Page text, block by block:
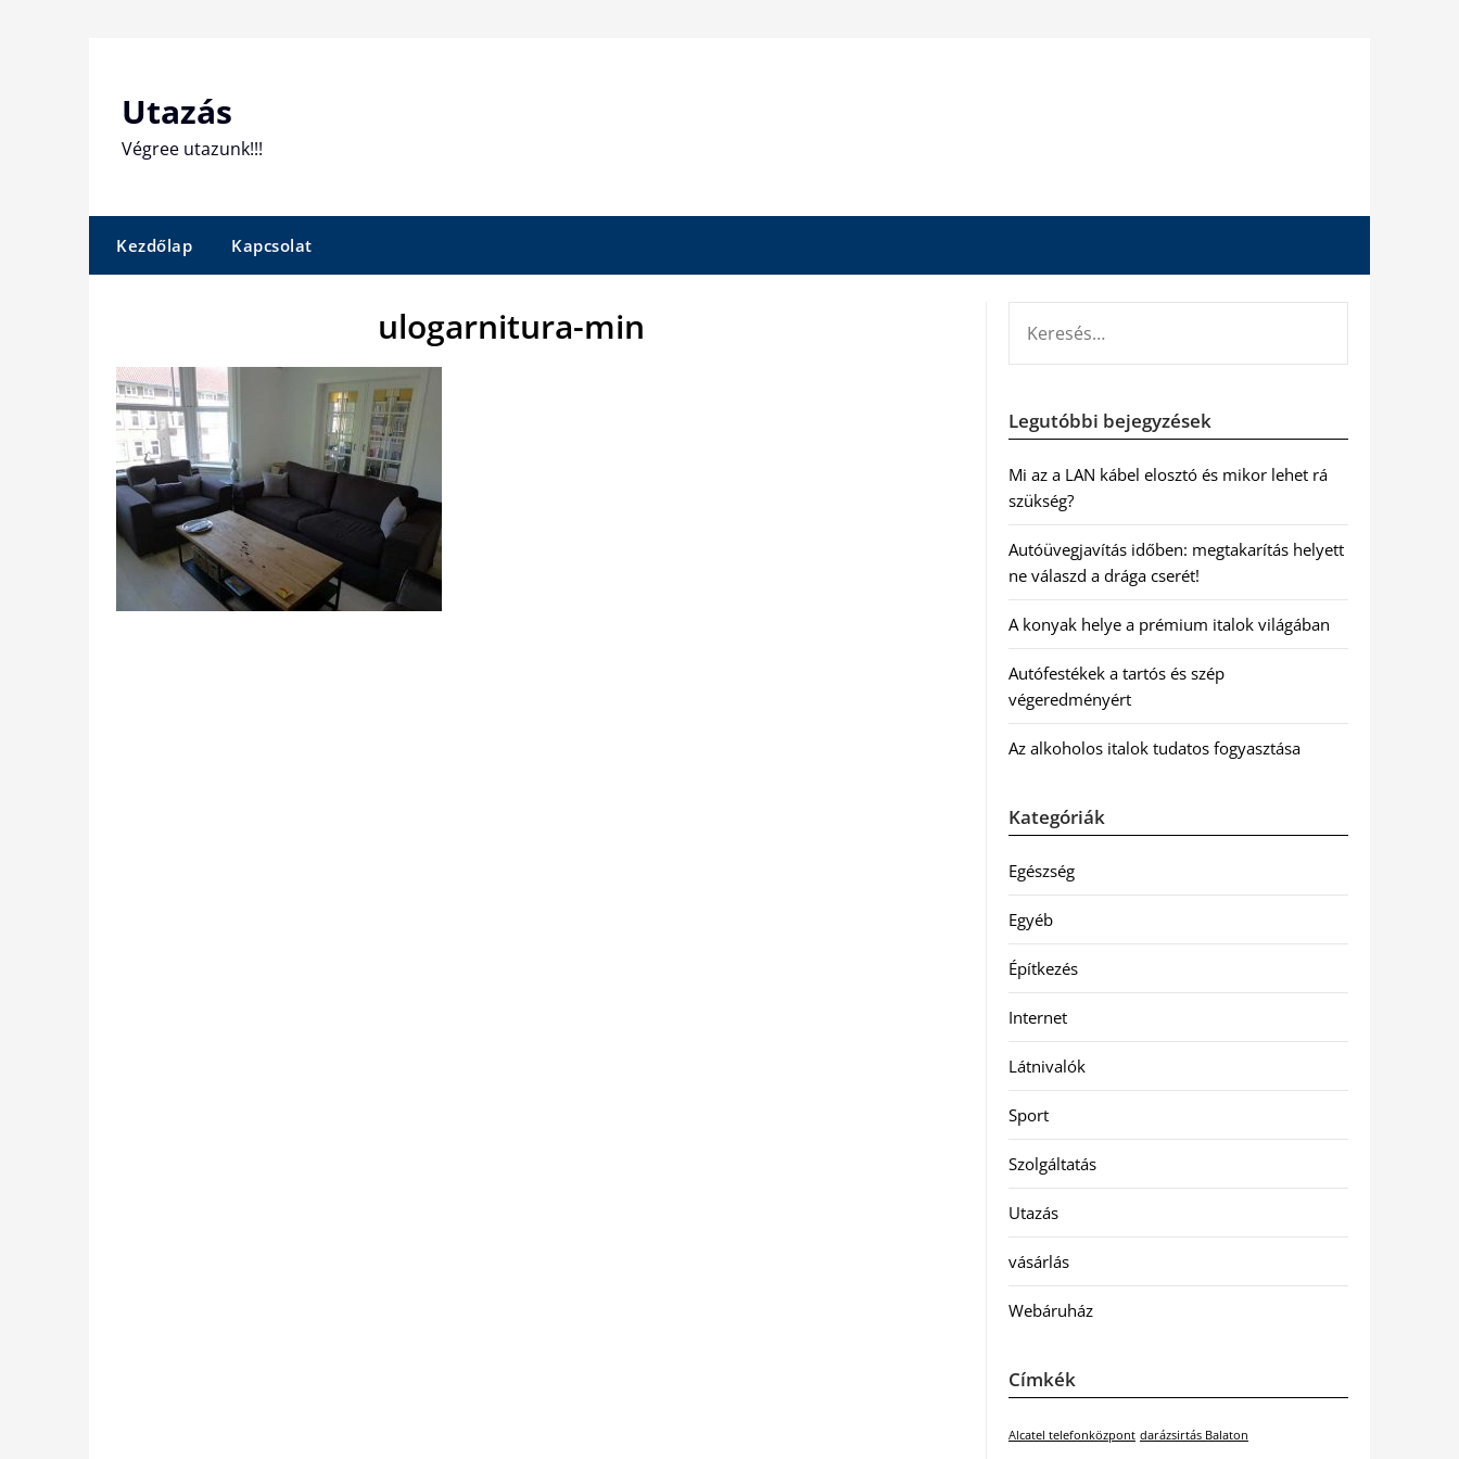
Utazás
Végree utazunk!!!
Kezdőlap Kapcsolat
ulogarnitura-min
Legutóbbi bejegyzések
Mi az a LAN kábel elosztó és mikor lehet rá
szükség?
Autóüvegjavítás időben: megtakarítás helyett
ne válaszd a drága cserét!
A konyak helye a prémium italok világában
Autófestékek a tartós és szép
végeredményért
Az alkoholos italok tudatos fogyasztása
Kategóriák
Egészség
Egyéb
Építkezés
Internet
Látnivalók
Sport
Szolgáltatás
Utazás
vásárlás
Webáruház
Címkék
Alcatel telefonközpont darázsirtás Balaton